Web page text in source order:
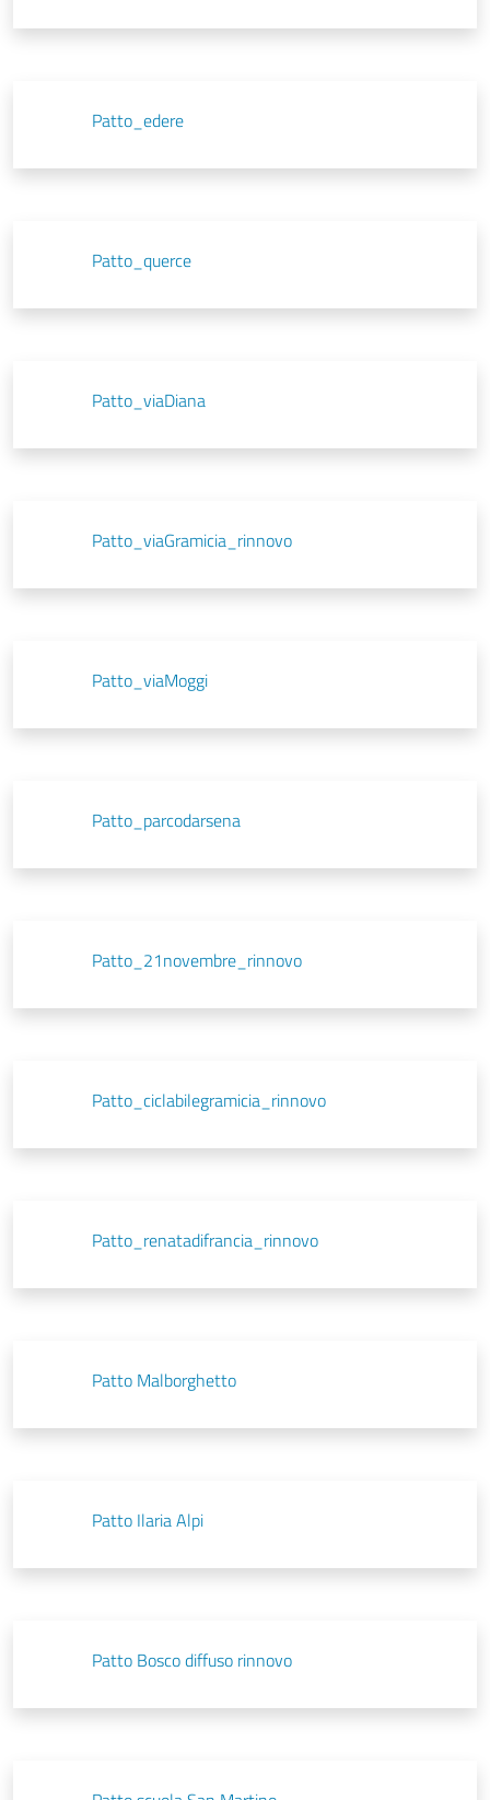
Patto_edere
Patto_querce
Patto_viaDiana
Patto_viaGramicia_rinnovo
Patto_viaMoggi
Patto_parcodarsena
Patto_21novembre_rinnovo
Patto_ciclabilegramicia_rinnovo
Patto_renatadifrancia_rinnovo
Patto Malborghetto
Patto Ilaria Alpi
Patto Bosco diffuso rinnovo